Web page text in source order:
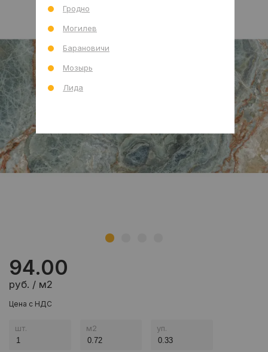
94.00
руб. / м2
Цена с НДС
шт. м2 уп.
Гродно
Могилев
Барановичи
Мозырь
Лида